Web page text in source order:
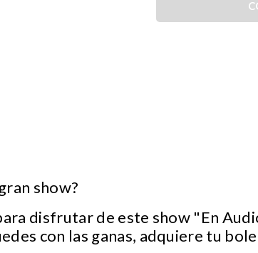
show?
disfrutar de este show "En
con las ganas, adquiere tu